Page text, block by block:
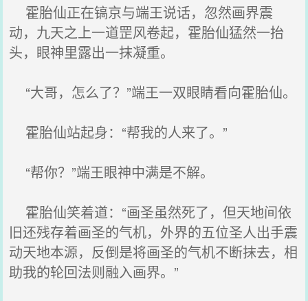
霍胎仙正在镐京与端王说话，忽然画界震
动，九天之上一道罡风卷起，霍胎仙猛然一抬
头，眼神里露出一抹凝重。
“大哥，怎么了？”端王一双眼睛看向霍胎仙。
霍胎仙站起身：“帮我的人来了。”
“帮你？”端王眼神中满是不解。
霍胎仙笑着道：“画圣虽然死了，但天地间依
旧还残存着画圣的气机，外界的五位圣人出手震
动天地本源，反倒是将画圣的气机不断抹去，相
助我的轮回法则融入画界。”